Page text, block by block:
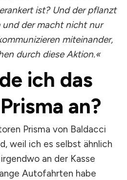
ist? Und der pflanzt
der macht nicht nur
miteinander,
durch diese Aktion.«
ich das
an?
Prisma von Baldacci
weil ich es selbst ähnlich
an der Kasse
Autofahrten habe